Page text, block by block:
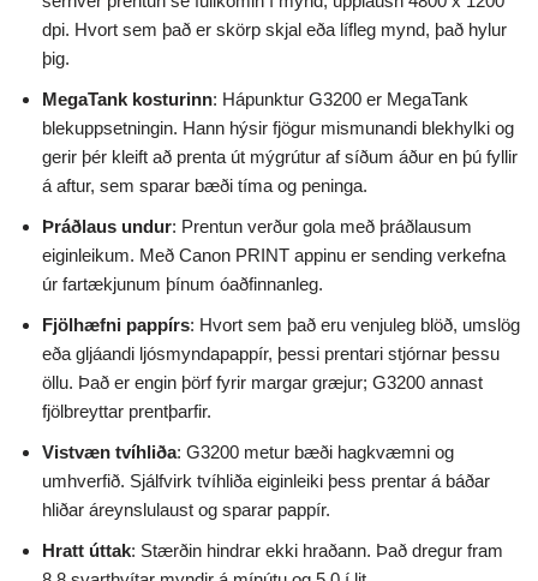
dpi. Hvort sem það er skörp skjal eða lífleg mynd, það hylur
þig.
MegaTank kosturinn: Hápunktur G3200 er MegaTank
blekuppsetningin. Hann hýsir fjögur mismunandi blekhylki og
gerir þér kleift að prenta út mýgrútur af síðum áður en þú fyllir
á aftur, sem sparar bæði tíma og peninga.
Þráðlaus undur: Prentun verður gola með þráðlausum
eiginleikum. Með Canon PRINT appinu er sending verkefna
úr fartækjunum þínum óaðfinnanleg.
Fjölhæfni pappírs: Hvort sem það eru venjuleg blöð, umslög
eða gljáandi ljósmyndapappír, þessi prentari stjórnar þessu
öllu. Það er engin þörf fyrir margar græjur; G3200 annast
fjölbreyttar prentþarfir.
Vistvæn tvíhliða: G3200 metur bæði hagkvæmni og
umhverfið. Sjálfvirk tvíhliða eiginleiki þess prentar á báðar
hliðar áreynslulaust og sparar pappír.
Hratt úttak: Stærðin hindrar ekki hraðann. Það dregur fram